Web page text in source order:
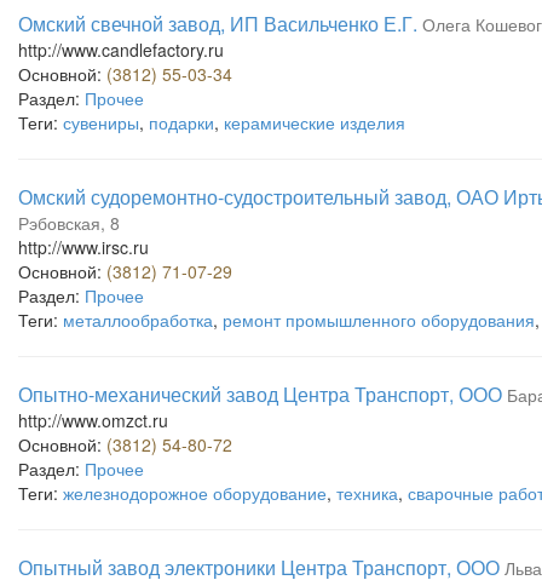
Омский свечной завод, ИП Васильченко Е.Г. Олега
http://www.candlefactory.ru
Основной: (3812) 55-03-34
Раздел: Прочее
Теги: сувениры, подарки, керамические изделия
Омский судоремонтно-судостроительный завод, ОАО
Рэбовская, 8
http://www.irsc.ru
Основной: (3812) 71-07-29
Раздел: Прочее
Теги: металлообработка, ремонт промышленного оборудования
Опытно-механический завод Центра Транспорт, ООО
http://www.omzct.ru
Основной: (3812) 54-80-72
Раздел: Прочее
Теги: железнодорожное оборудование, техника, сварочные
Опытный завод электроники Центра Транспорт, ООО